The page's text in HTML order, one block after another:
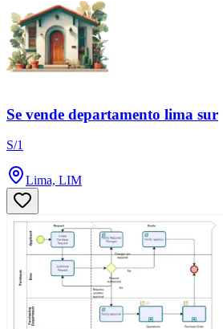
Se vende departamento lima sur
S/1
Lima, LIM